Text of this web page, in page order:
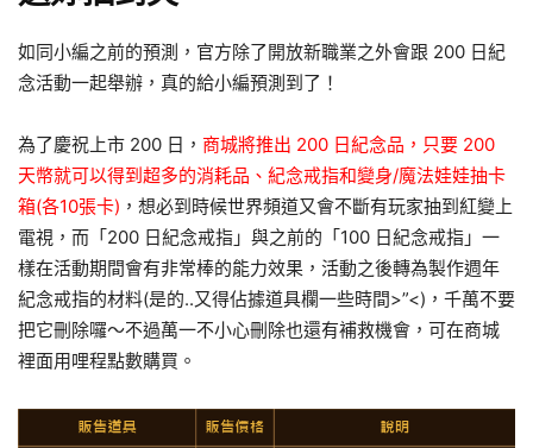
如同小編之前的預測，官方除了開放新職業之外會跟 200 日紀
念活動一起舉辦，真的給小編預測到了！
為了慶祝上市 200 日， 商城將推出 200 日紀念品，只要 200
天幣就可以得到超多的消耗品、紀念戒指和變身/魔法娃娃抽卡
箱(各10張卡) ，想必到時候世界頻道又會不斷有玩家抽到紅變上
電視，而「200 日紀念戒指」與之前的「100 日紀念戒指」一
樣在活動期間會有非常棒的能力效果，活動之後轉為製作週年
紀念戒指的材料(是的..又得佔據道具欄一些時間>”<)，千萬不要
把它刪除囉～不過萬一不小心刪除也還有補救機會，可在商城
裡面用哩程點數購買。